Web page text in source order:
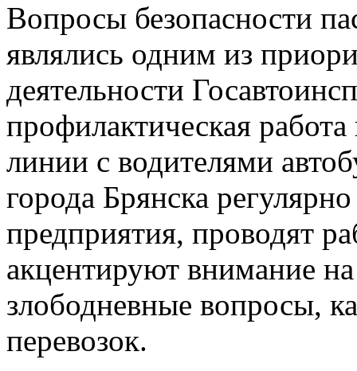
Вопросы безопасности
являлись одним из
деятельности
профилактическая
линии с водителями
города Брянска
предприятия, проводят
акцентируют внимание
злободневные вопросы,
перевозок.